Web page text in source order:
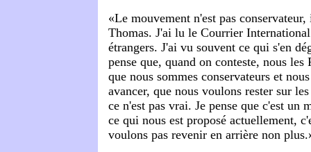
«Le mouvement n'est pas
Thomas. J'ai lu le Courrier
étrangers. J'ai vu souvent ce qui s'en
pense que, quand on conteste, nous les
que nous sommes conservateurs et
avancer, que nous voulons rester sur
ce n'est pas vrai. Je pense que c'est un
ce qui nous est proposé actuellement,
voulons pas revenir en arrière non